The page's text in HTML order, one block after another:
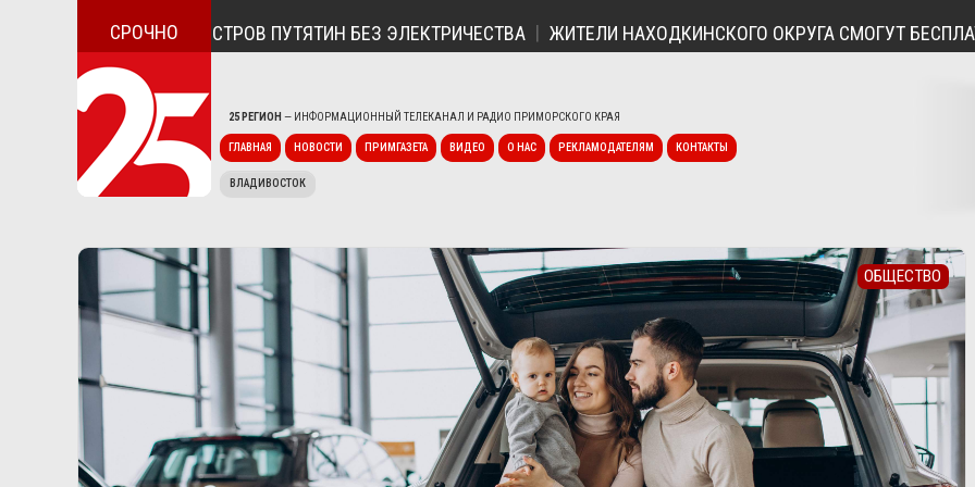
25 РЕГИОН — ИНФОРМАЦИОННЫЙ ТЕЛЕКАНАЛ И РАДИО ПРИМОРСКОГО КРАЯ
ГЛАВНАЯ НОВОСТИ ПРИМГАЗЕТА ВИДЕО О НАС РЕКЛАМОДАТЕЛЯМ КОНТАКТЫ
ВЛАДИВОСТОК
СРОЧНО
ДУНАЙ И ОСТРОВ ПУТЯТИН БЕЗ ЭЛЕКТРИЧЕСТВА ЖИТЕЛИ НАХОДКИНСКОГО ОКРУГА СМОГУТ БЕСПЛАТНО
ОБЩЕСТВО